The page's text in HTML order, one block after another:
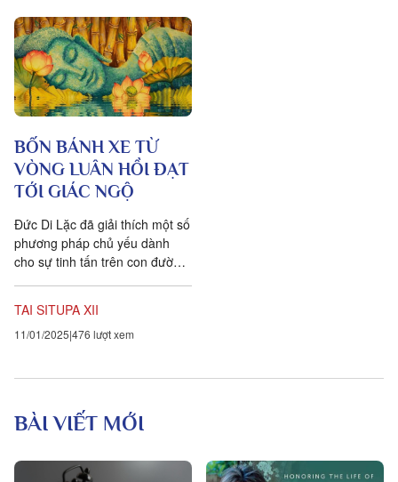
BỐN BÁNH XE TỪ
VÒNG LUÂN HỒI ĐẠT
TỚI GIÁC NGỘ
Đức Di Lặc đã giải thích một số
phương pháp chủ yếu dành
cho sự tinh tấn trên con đường
TAI SITUPA XII
11/01/2025 476 lượt xem
BÀI VIẾT MỚI